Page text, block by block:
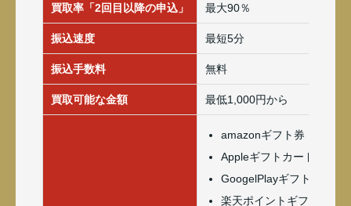
買取率「2回目以降の申込」 最大90％
振込速度 最短5分
振込手数料 無料
買取可能な金額 最低1,000円から
amazonギフト券
Appleギフトカード
GoogelPlayギフトカード
楽天ポイントギフトカー